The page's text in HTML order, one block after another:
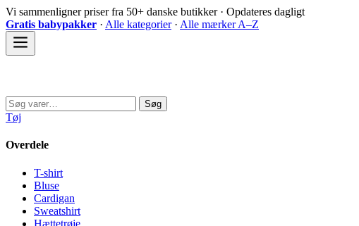
Spring
til
indhold
Vi sammenligner priser fra 50+ danske butikker · Opdateres dagligt
Gratis babypakker · Alle kategorier· Alle mærker A–Z
Søg
efter:
Søg
Tøj
Overdele
T-shirt
Bluse
Cardigan
Sweatshirt
Hættetrøje